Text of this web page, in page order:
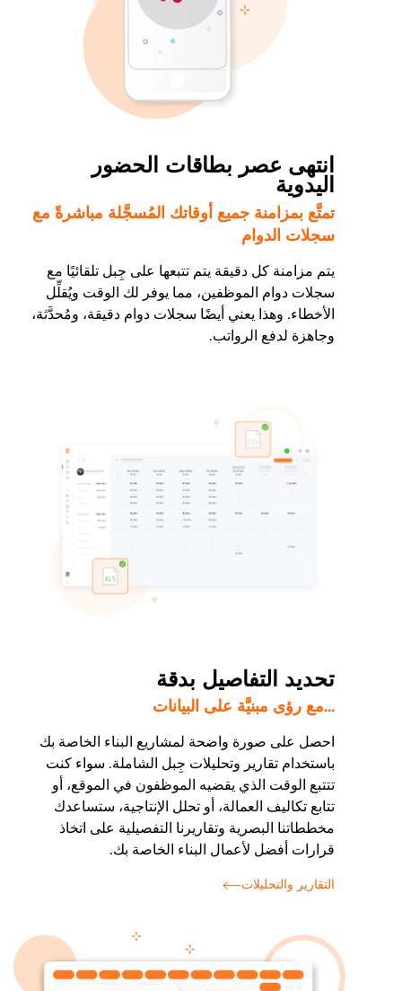
انتهى عصر بطاقات الحضور
اليدوية
تمتَّع بمزامنة جميع أوقاتك المُسجَّلة مباشرةً مع
سجلات الدوام
يتم مزامنة كل دقيقة يتم تتبعها على جِبل تلقائيًا مع
سجلات دوام الموظفين، مما يوفر لك الوقت ويُقلِّل
الأخطاء. وهذا يعني أيضًا سجلات دوام دقيقة، ومُحدَّثة،
وجاهزة لدفع الرواتب.
تحديد التفاصيل بدقة
...مع رؤى مبنيَّة على البيانات
احصل على صورة واضحة لمشاريع البناء الخاصة بك
باستخدام تقارير وتحليلات جِبل الشاملة. سواء كنت
تتتبع الوقت الذي يقضيه الموظفون في الموقع، أو
تتابع تكاليف العمالة، أو تحلل الإنتاجية، ستساعدك
مخططاتنا البصرية وتقاريرنا التفصيلية على اتخاذ
قرارات أفضل لأعمال البناء الخاصة بك.
التقارير والتحليلات